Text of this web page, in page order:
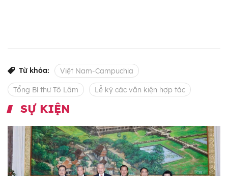
Từ khóa: Việt Nam-Campuchia
Tổng Bí thư Tô Lâm Lễ ký các văn kiện hợp tác
SỰ KIỆN